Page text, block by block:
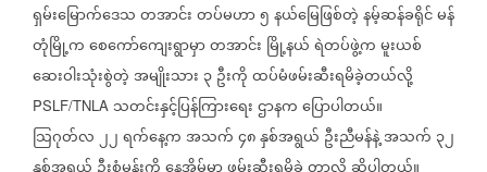
ရှမ်းမြောက်ဒေသတအာင်းတပ်မဟာ၅နယ်မြေဖြစ်တဲ့နမ့်ဆန်ခရိုင်မန်
တုံမြို့ကစေကော်ကျေးရွာမှာတအာင်း မြို့နယ်ရဲတပ်ဖွဲ့ကမူးယစ်
ဆေးဝါးသုံးစွဲတဲ့အမျိုးသား ၃ဦးကိုထပ်မံဖမ်းဆီးရမိခဲ့တယ်လို့
PSLF/TNLA သတင်းနှင့်ပြန်ကြားရေးဌာနကပြောပါတယ်။
သြဂုတ်လ၂၂ရက်နေ့ကအသက်၄၈နှစ်အရွယ် ဦးညီမန်နဲ့အသက် ၃၂